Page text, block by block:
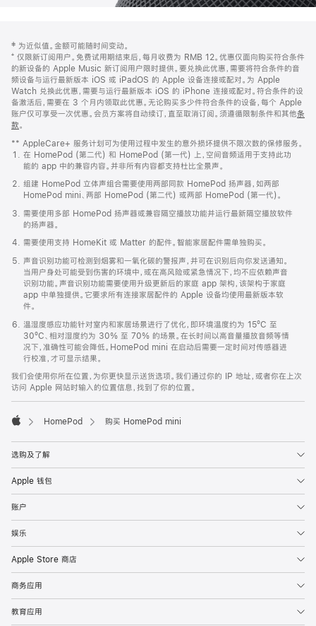
页
页
脚
注
‡ 为近似值。金额可能随时间变动。
⁺ 仅限新订阅用户。免费试用期结束后，每月收费为 RMB 12。优惠仅面向购买符合条件
的新设备的 Apple Music 新订阅用户限时提供。要兑换此优惠，需要将符合条件的音
频设备与运行最新版本 iOS 或 iPadOS 的 Apple 设备连接或配对。为 Apple
Watch 兑换此优惠，需要与运行最新版本 iOS 的 iPhone 连接或配对。符合条件的设
备激活后，需要在 3 个月内领取此优惠。无论购买多少件符合条件的设备，每个 Apple
账户仅可享受一次优惠。会员方案将自动续订，直至取消订阅。须遵循限制条件和其他条
款。
窗
口
中
打
开)
** AppleCare+ 服务计划可为使用过程中发生的意外损坏提供不限次数的保修服务。
在 HomePod (第二代) 和 HomePod (第一代) 上，空间音频适用于支持此功
能的 app 中的兼容内容。并非所有内容都支持杜比全景声。
组建 HomePod 立体声组合需要使用两部同款 HomePod 扬声器，如两部
HomePod mini、两部 HomePod (第二代) 或两部 HomePod (第一代)。
需要使用多部 HomePod 扬声器或兼容隔空播放功能并运行最新隔空播放软件
的扬声器。
需要使用支持 HomeKit 或 Matter 的配件。智能家居配件需单独购买。
声音识别功能可检测到烟雾和一氧化碳的警报声，并可在识别后向你发送通知。
当用户身处可能受到伤害的环境中，或在高风险或紧急情况下，均不应依赖声音
识别功能。声音识别功能需要使用升级更新后的家庭 app 架构，该架构于家庭
app 中单独提供。它要求所有连接家居配件的 Apple 设备均使用最新版本软
件。
温湿度感应功能针对室内和家居场景进行了优化，即环境温度约为 15ºC 至
30ºC、相对湿度约为 30% 至 70% 的场景。在长时间以高音量播放音频等情
况下，准确性可能会降低。HomePod mini 在启动后需要一定时间对传感器进
行校准，才可显示结果。
我们会使用你所在位置，为你更快显示送货选项。我们通过你的 IP 地址，或者你在上次
访问 Apple 网站时输入的位置信息，找到了你的位置。
HomePod 购买 HomePod mini
选购及了解
Apple 钱包
账户
娱乐
Apple Store 商店
商务应用
教育应用